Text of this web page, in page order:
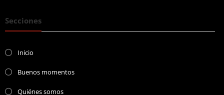
Secciones
Inicio
Buenos momentos
Quiénes somos